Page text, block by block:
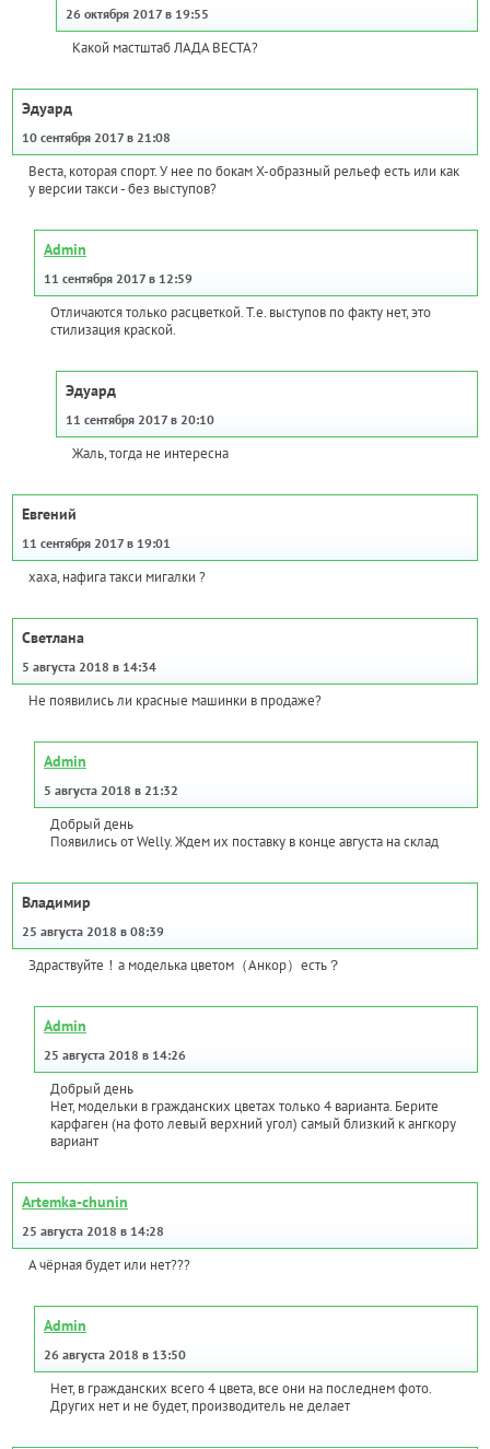
26 октября 2017 в 19:55
Какой мастштаб ЛАДА ВЕСТА?
Эдуард
10 сентября 2017 в 21:08
Веста, которая спорт. У нее по бокам Х-образный рельеф есть или как
у версии такси - без выступов?
Admin
11 сентября 2017 в 12:59
Отличаются только расцветкой. Т.е. выступов по факту нет, это
стилизация краской.
Эдуард
11 сентября 2017 в 20:10
Жаль, тогда не интересна
Евгений
11 сентября 2017 в 19:01
хаха, нафига такси мигалки ?
Светлана
5 августа 2018 в 14:34
Не появились ли красные машинки в продаже?
Admin
5 августа 2018 в 21:32
Добрый день
Появились от Welly. Ждем их поставку в конце августа на склад
Владимир
25 августа 2018 в 08:39
Здраствуйте！а моделька цветом（Анкор）есть？
Admin
25 августа 2018 в 14:26
Добрый день
Нет, модельки в гражданских цветах только 4 варианта. Берите
карфаген (на фото левый верхний угол) самый близкий к ангкору
вариант
Artemka-chunin
25 августа 2018 в 14:28
А чёрная будет или нет???
Admin
26 августа 2018 в 13:50
Нет, в гражданских всего 4 цвета, все они на последнем фото.
Других нет и не будет, производитель не делает